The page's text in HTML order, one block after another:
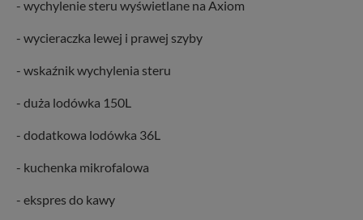
- wychylenie steru wyświetlane na Axiom
- wycieraczka lewej i prawej szyby
- wskaźnik wychylenia steru
- duża lodówka 150L
- dodatkowa lodówka 36L
- kuchenka mikrofalowa
- ekspres do kawy
Administratorem Twoich danych jest: Agencja
Wiejska 17, 11-500 Giżycko. Możesz z nami
danych, zażądać ich poprawienia lub usunięcia,
zawsze jest możliwe techniczne zrealizowanie Twoich
cookies. Twoja przeglądarka umożliwia Ci skasowanie
zrobić za Ciebie.